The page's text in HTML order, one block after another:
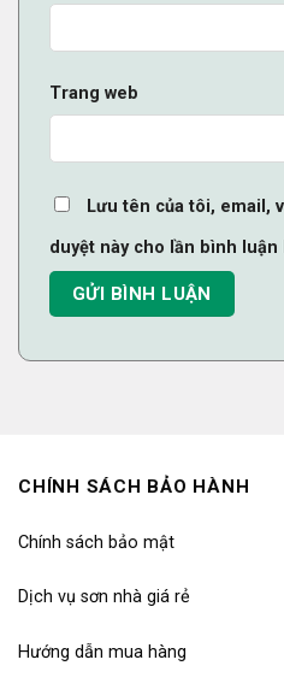
Trang web
Lưu tên của tôi, email,
duyệt này cho lần bình luận
CHÍNH SÁCH BẢO HÀNH
Chính sách bảo mật
Dịch vụ sơn nhà giá rẻ
Hướng dẫn mua hàng